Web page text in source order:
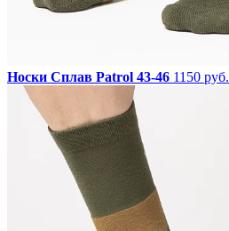
Носки Сплав Patrol 43-46 1150 руб.